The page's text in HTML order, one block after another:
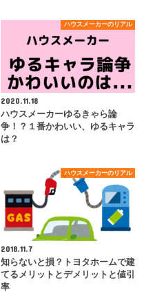
ハウスメーカーのリアル
2020.11.18
ハウスメーカーゆるきゃら論
争！？１番かわいい、ゆるキャラ
は？
ハウスメーカーのリアル
2018.11.7
知らないと損？トヨタホームで建
てるメリットとデメリットと値引
率